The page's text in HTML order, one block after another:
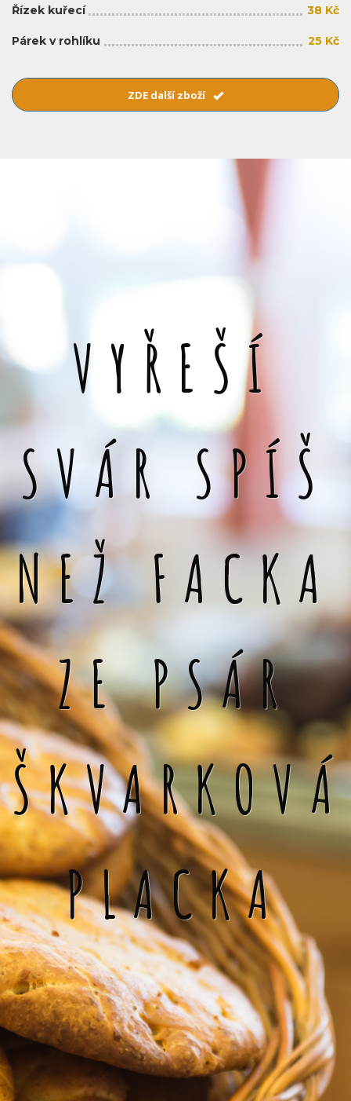
Řízek kuřecí 38 Kč
Párek v rohlíku 25 Kč
ZDE další zboží
VYŘEŠÍ
SVÁR SPÍŠ
NEŽ FACKA
ZE PSÁR
ŠKVARKOVÁ
PLACKA